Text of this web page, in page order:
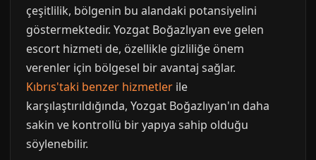
çeşitlilik, bölgenin bu alandaki potansiyelini
göstermektedir. Yozgat Boğazlıyan eve gelen
escort hizmeti de, özellikle gizliliğe önem
verenler için bölgesel bir avantaj sağlar.
Kıbrıs'taki benzer hizmetler ile
karşılaştırıldığında, Yozgat Boğazlıyan'ın daha
sakin ve kontrollü bir yapıya sahip olduğu
söylenebilir.